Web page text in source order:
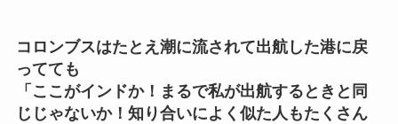
コロンブスはたとえ潮に流されて出航した港に戻
ってても
「ここがインドか！まるで私が出航するときと同
じじゃないか！知り合いによく似た人もたくさん